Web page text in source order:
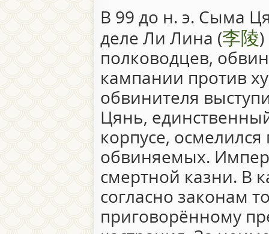
В 99 до н. э. Сыма
деле Ли Лина (李陵
полководцев,
кампании против
обвинителя
Цянь,
корпусе,
обвиняемых.
смертной казни. В
согласно законам
приговорённому